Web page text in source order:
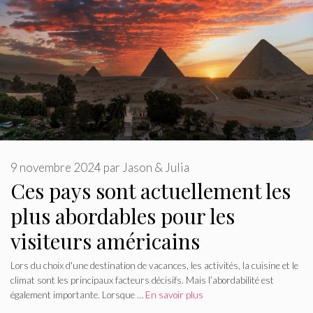
Ces pays sont actuellement les
plus abordables pour les
visiteurs américains
9 novembre 2024 par Jason & Julia
Lors du choix d'une destination de vacances, les activités, la cuisine et le
climat sont les principaux facteurs décisifs. Mais l’abordabilité est
également importante. Lorsque … En savoir plus